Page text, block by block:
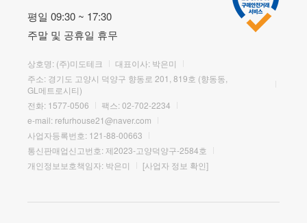
평일 09:30 ~ 17:30
주말 및 공휴일 휴무
상호명: (주)미도테크
대표이사: 박은미
주소: 경기도 고양시 덕양구 향동로 201, 819호 (향동동,
GL메트로시티)
전화: 1577-0506
팩스: 02-702-2234
e-mail: refurhouse21@naver.com
사업자등록번호: 121-88-00663
통신판매업신고번호: 제2023-고양덕양구-2584호
개인정보보호책임자: 박은미
[사업자 정보 확인]